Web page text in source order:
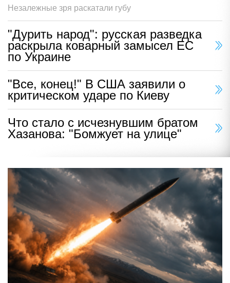
Незалежные зря раскатали губу
"Дурить народ": русская разведка
раскрыла коварный замысел ЕС
по Украине
"Все, конец!" В США заявили о
критическом ударе по Киеву
Что стало с исчезнувшим братом
Хазанова: "Бомжует на улице"